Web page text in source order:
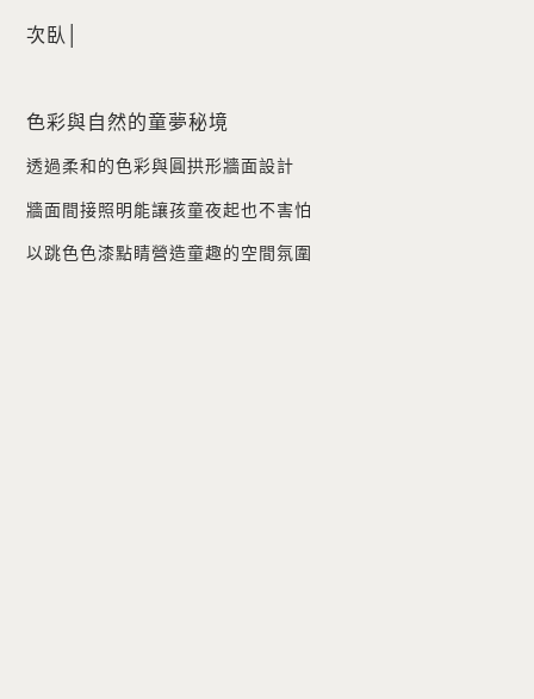
次臥│
色彩與自然的童夢秘境
透過柔和的色彩與圓拱形牆面設計
牆面間接照明能讓孩童夜起也不害怕
以跳色色漆點睛營造童趣的空間氛圍